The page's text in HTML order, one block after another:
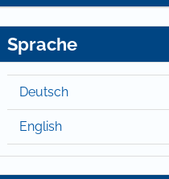
Sprache
Deutsch
English